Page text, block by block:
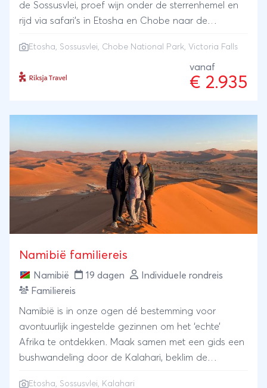
de Sossusvlei, proef wijn onder de sterrenhemel en
rijd via safari’s in Etosha en Chobe naar de
4×4-avontuur relaxed af te sluiten. Onderweg
wandel je door een traditioneel dorp en slaap je in
sfeervolle lodges en safaritenten. Dit is de ultieme
Etosha, Sossusvlei, Chobe National Park, Victoria Falls
vanaf
€ 2.935
Namibië familiereis
Namibië 19 dagen
Individuele rondreis
Familiereis
Namibië is in onze ogen dé bestemming voor
avontuurlijk ingestelde gezinnen om het ‘echte’
Afrika te ontdekken. Maak samen met een gids een
bushwandeling door de Kalahari, beklim de
Etosha, Sossusvlei, Kalahari